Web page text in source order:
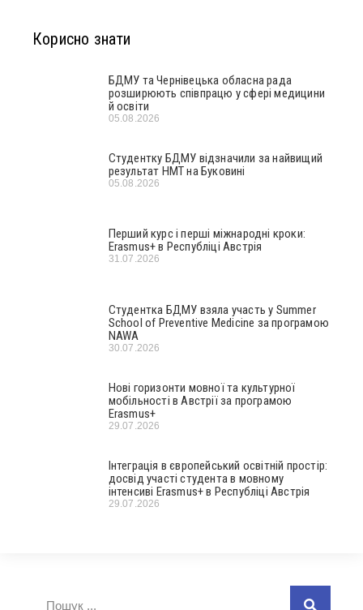
Корисно знати
БДМУ та Чернівецька обласна рада
розширюють співпрацю у сфері медицини
й освіти
05.08.2026
Студентку БДМУ відзначили за найвищий
результат НМТ на Буковині
05.08.2026
Перший курс і перші міжнародні кроки:
Erasmus+ в Республіці Австрія
31.07.2026
Студентка БДМУ взяла участь у Summer
School of Preventive Medicine за програмою
NAWA
30.07.2026
Нові горизонти мовної та культурної
мобільності в Австрії за програмою
Erasmus+
29.07.2026
Інтеграція в європейський освітній простір:
досвід участі студента в мовному
інтенсиві Erasmus+ в Республіці Австрія
29.07.2026